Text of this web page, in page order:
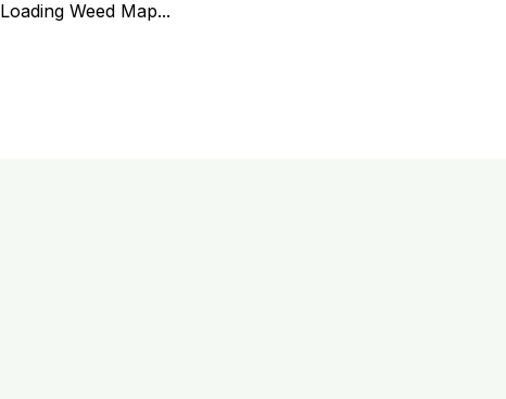
Loading Weed Map...